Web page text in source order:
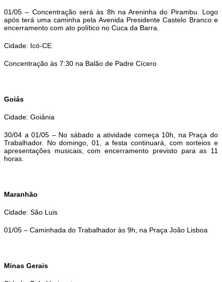
01/05 – Concentração será às 8h na Areninha do Pirambu. Logo
após terá uma caminha pela Avenida Presidente Castelo Branco e
encerramento com ato político no Cuca da Barra.
Cidade: Icó-CE
Concentração às 7:30 na Balão de Padre Cícero
Goiás
Cidade: Goiânia
30/04 a 01/05 – No sábado a atividade começa 10h, na Praça do
Trabalhador. No domingo, 01, a festa continuará, com sorteios e
apresentações musicais, com encerramento previsto para as 11
horas.
Maranhão
Cidade: São Luis
01/05 – Caminhada do Trabalhador às 9h, na Praça João Lisboa
Minas Gerais